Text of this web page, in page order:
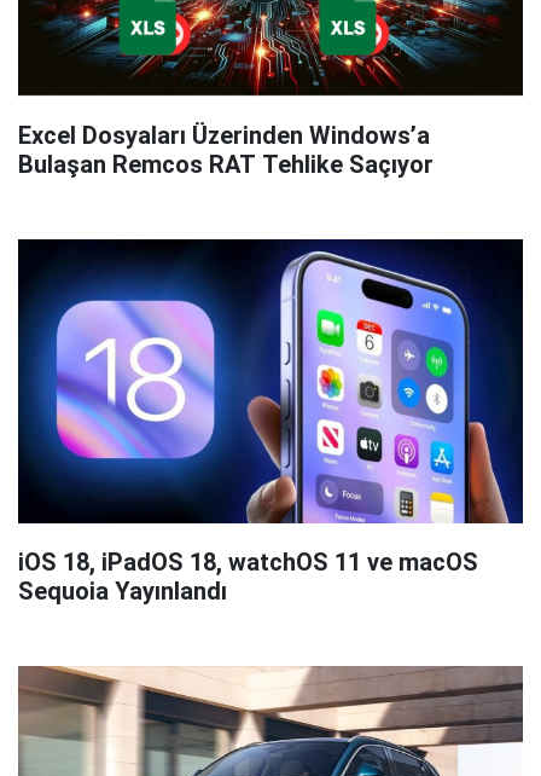
Excel Dosyaları Üzerinden Windows’a
Bulaşan Remcos RAT Tehlike Saçıyor
iOS 18, iPadOS 18, watchOS 11 ve macOS
Sequoia Yayınlandı